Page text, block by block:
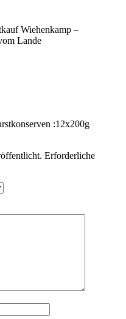
Wiehenkamp –
Lande
:12x200g
Erforderliche